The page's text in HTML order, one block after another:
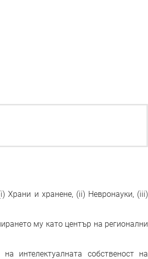
Храни и хранене, (ii) Невронауки, (iii)
му като център на регионални
интелектуалната собственост на